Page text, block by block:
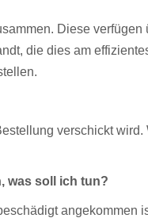
Diese
die dies am
verschickt
was soll ich tun?